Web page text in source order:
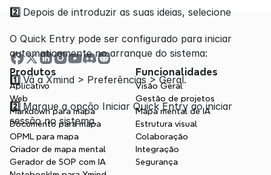
2️⃣ Depois de introduzir as suas ideias, selecione
O Quick Entry pode ser configurado para iniciar
automaticamente no arranque do sistema:
1️⃣ Vá a Xmind > Preferências > Geral.
2️⃣ Marque a opção Iniciar Quick Entry ao iniciar
sessão no sistema.
Produtos
Aplicativo
Web
Markdown para mapa
Documento para mapa
OPML para mapa
Criador de mapa mental
Gerador de SOP com IA
Funcionalidades
Visão Geral
Gestão de projetos
Mapa mental de IA
Estrutura visual
Colaboração
Integração
Segurança